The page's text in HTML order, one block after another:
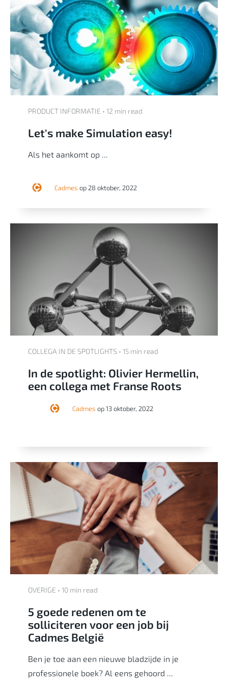
PRODUCT INFORMATIE • 12 min read
Let's make Simulation easy!
Als het aankomt op ...
Cadmes op 28 oktober, 2022
COLLEGA IN DE SPOTLIGHTS • 15 min read
In de spotlight: Olivier Hermellin,
een collega met Franse Roots
Cadmes op 13 oktober, 2022
OVERIGE • 10 min read
5 goede redenen om te
solliciteren voor een job bij
Cadmes België
Ben je toe aan een nieuwe bladzijde in je
professionele boek? Al eens gehoord ...